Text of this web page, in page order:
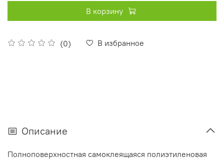
(0) В избранное
В корзину
Описание
Полноповерхностная самоклеящаяся полиэтиленовая